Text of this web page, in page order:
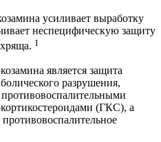
усиливает выработку
неспецифическую защиту
1
является защита
разрушения,
(ГКС), а